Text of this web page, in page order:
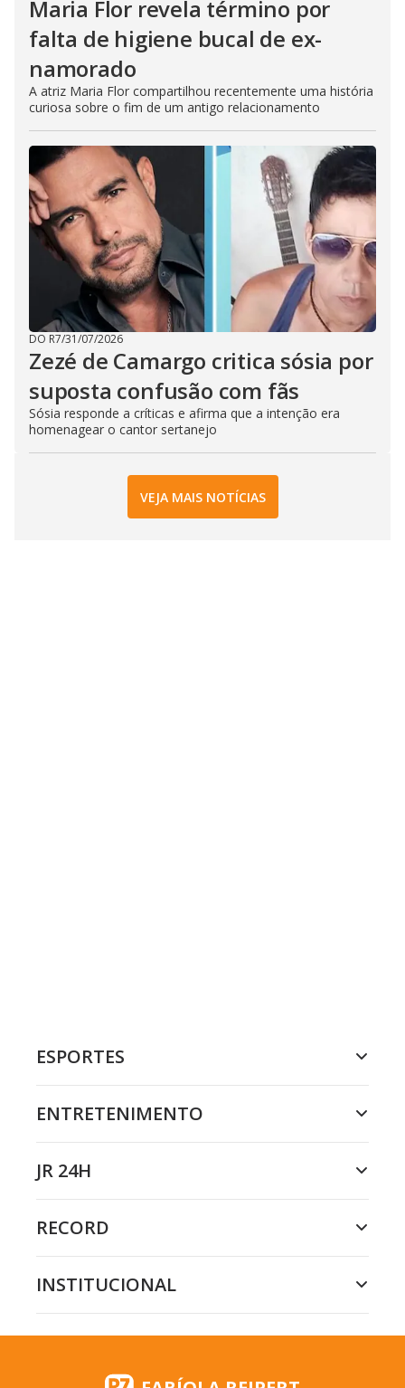
Maria Flor revela término por
falta de higiene bucal de ex-
namorado
A atriz Maria Flor compartilhou recentemente uma história
curiosa sobre o fim de um antigo relacionamento
DO R7/31/07/2026
Zezé de Camargo critica sósia por
suposta confusão com fãs
Sósia responde a críticas e afirma que a intenção era
homenagear o cantor sertanejo
VEJA MAIS NOTÍCIAS
ESPORTES
ENTRETENIMENTO
JR 24H
RECORD
INSTITUCIONAL